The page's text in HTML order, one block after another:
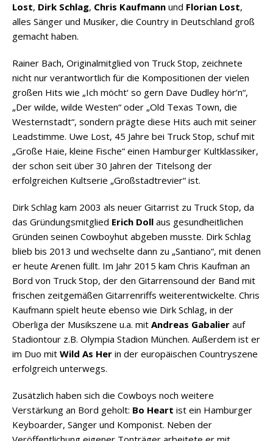
Lost, Dirk Schlag, Chris Kaufmann und Florian Lost,
alles Sänger und Musiker, die Country in Deutschland groß
gemacht haben.
Rainer Bach, Originalmitglied von Truck Stop, zeichnete
nicht nur verantwortlich für die Kompositionen der vielen
großen Hits wie „Ich möcht‘ so gern Dave Dudley hör’n“,
„Der wilde, wilde Westen“ oder „Old Texas Town, die
Westernstadt“, sondern prägte diese Hits auch mit seiner
Leadstimme. Uwe Lost, 45 Jahre bei Truck Stop, schuf mit
„Große Haie, kleine Fische“ einen Hamburger Kultklassiker,
der schon seit über 30 Jahren der Titelsong der
erfolgreichen Kultserie „Großstadtrevier“ ist.
Dirk Schlag kam 2003 als neuer Gitarrist zu Truck Stop, da
das Gründungsmitglied Erich Doll aus gesundheitlichen
Gründen seinen Cowboyhut abgeben musste. Dirk Schlag
blieb bis 2013 und wechselte dann zu „Santiano“, mit denen
er heute Arenen füllt. Im Jahr 2015 kam Chris Kaufman an
Bord von Truck Stop, der den Gitarrensound der Band mit
frischen zeitgemäßen Gitarrenriffs weiterentwickelte. Chris
Kaufmann spielt heute ebenso wie Dirk Schlag, in der
Oberliga der Musikszene u.a. mit Andreas Gabalier auf
Stadiontour z.B. Olympia Stadion München. Außerdem ist er
im Duo mit Wild As Her in der europäischen Countryszene
erfolgreich unterwegs.
Zusätzlich haben sich die Cowboys noch weitere
Verstärkung an Bord geholt: Bo Heart ist ein Hamburger
Keyboarder, Sänger und Komponist. Neben der